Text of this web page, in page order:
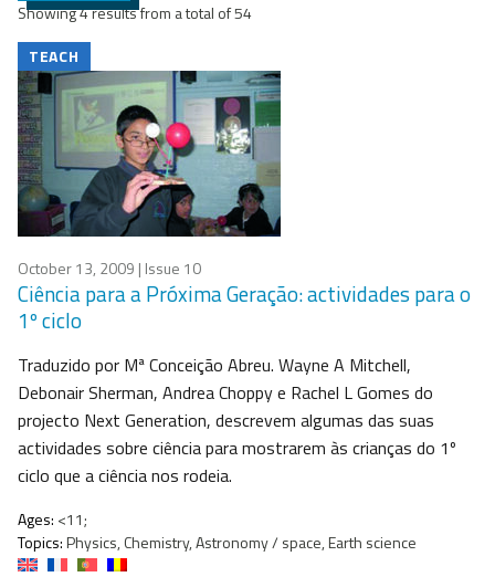
Showing 4 results from a total of 54
TEACH
October 13, 2009 | Issue 10
Ciência para a Próxima Geração: actividades para o
1º ciclo
Traduzido por Mª Conceição Abreu. Wayne A Mitchell,
Debonair Sherman, Andrea Choppy e Rachel L Gomes do
projecto Next Generation, descrevem algumas das suas
actividades sobre ciência para mostrarem às crianças do 1º
ciclo que a ciência nos rodeia.
Ages: <11;
Topics:Physics, Chemistry, Astronomy / space, Earth science